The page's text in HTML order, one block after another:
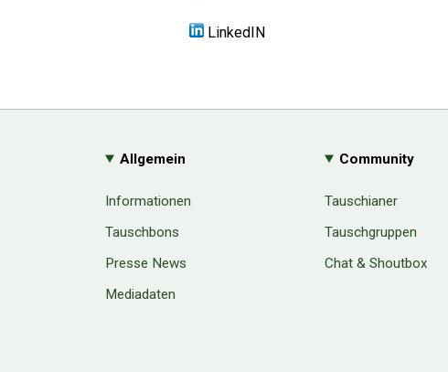
LinkedIN
Allgemein
Informationen
Tauschbons
Presse News
Mediadaten
Community
Tauschianer
Tauschgruppen
Chat & Shoutbox